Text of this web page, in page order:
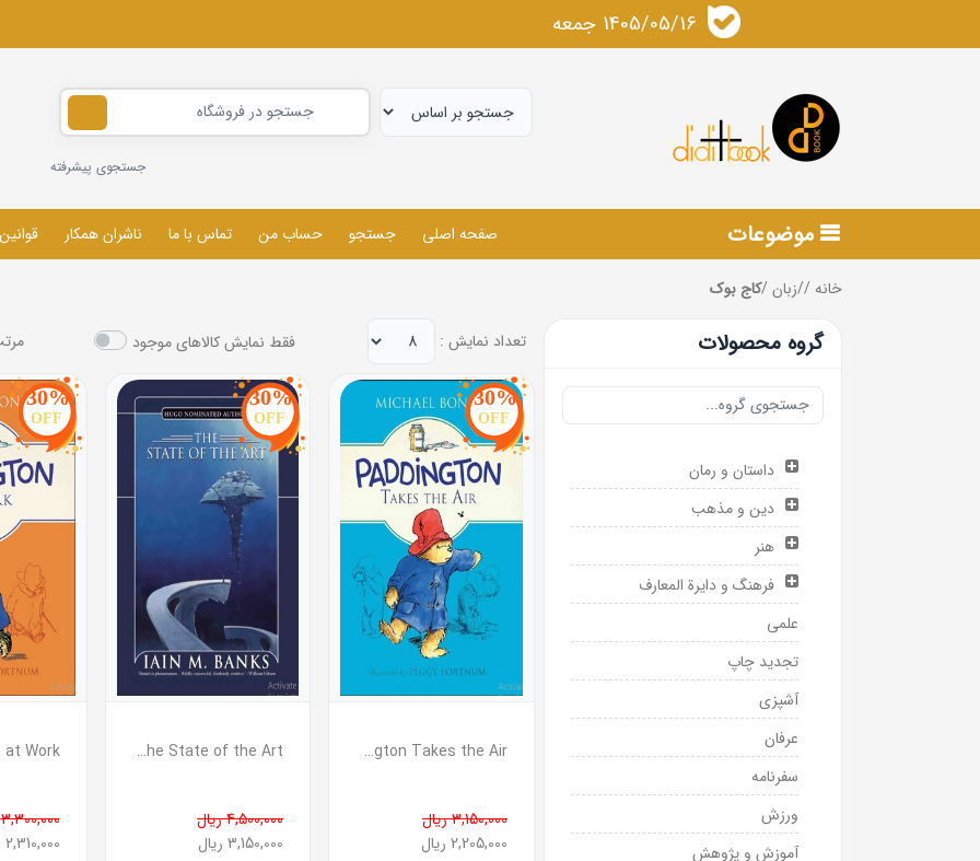
1405/05/16 جمعه
جستجوی پیشرفته
موضوعات صفحه اصلی جستجو حساب من تماس با ما ناشران همکار
خانه /
/زبان /کاج بوک
گروه محصولات
داستان و رمان
دین و مذهب
هنر
فرهنگ و دایرة المعارف
علمی
تجدید چاپ
آشپزی
عرفان
سفرنامه
ورزش
آموزش و پژوهش
تعداد نمایش : فقط نمایش کالاهای موجود
30%
OFF
Paddington Takes the Air ( پدینگتون هوا می‌خورد )
3,150,000 ریال
2,205,000 ریال
30%
OFF
The State of the Art ( هوش مصنوعی و خیال )
4,500,000 ریال
3,150,000 ریال
30%
OFF
3,300,000 ریال
2,310,000 ریال